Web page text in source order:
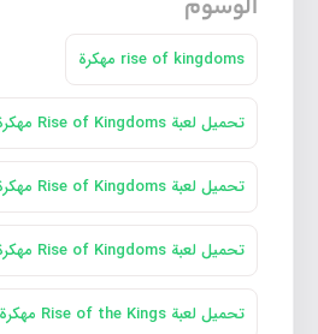
الوسوم
rise of kingdoms مهكرة
تحميل لعبة Rise of Kingdoms مهكرة اخر اصدار
تحميل لعبة Rise of Kingdoms مهكرة اخر اصدار 2023
تحميل لعبة Rise of Kingdoms مهكرة من ميديا فاير
تحميل لعبة Rise of the Kings مهكرة